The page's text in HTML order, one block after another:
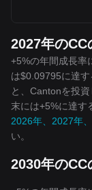
2027年のCC
+5%の年間成長率
は$0.09795に達
と、Cantonを投
末には+5%に達す
2026年、2027年
い。
2030年のCC